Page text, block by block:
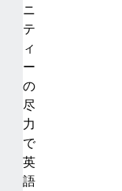
ニ
テ
ィ
ー
の
尽
力
で
英
語